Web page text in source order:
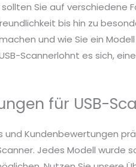
Sie auf verschiedene
bis hin zu
und wie Sie ein
Scannerlohnt es sich,
für USB-
Kundenbewertungen
Jedes Modell wurde